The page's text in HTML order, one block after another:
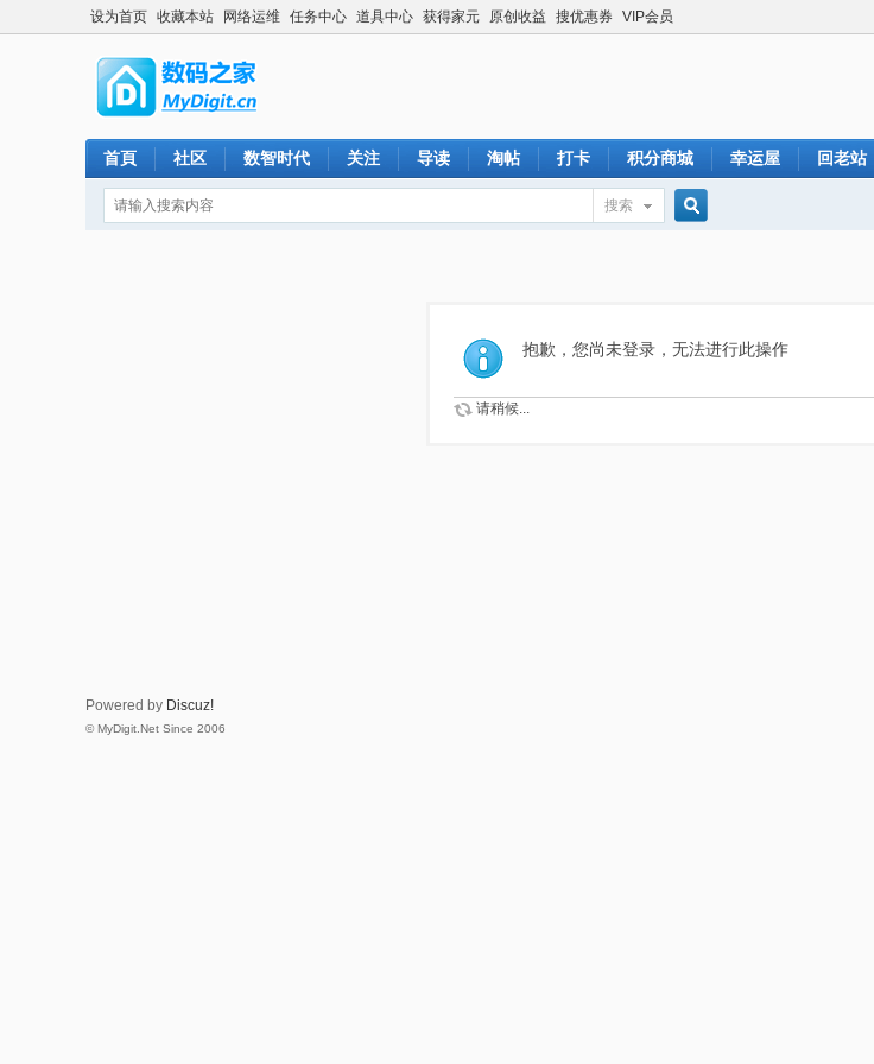
设为首页 收藏本站 网络运维 任务中心 道具中心 获得家元 原创收益 搜优惠券 VIP会员
首頁 社区 数智时代 关注 导读 淘帖 打卡 积分商城 幸运屋 回老站
搜索
索
抱歉，您尚未登录，无法进行此操作
请稍候...
Powered by Discuz!
© MyDigit.Net Since 2006